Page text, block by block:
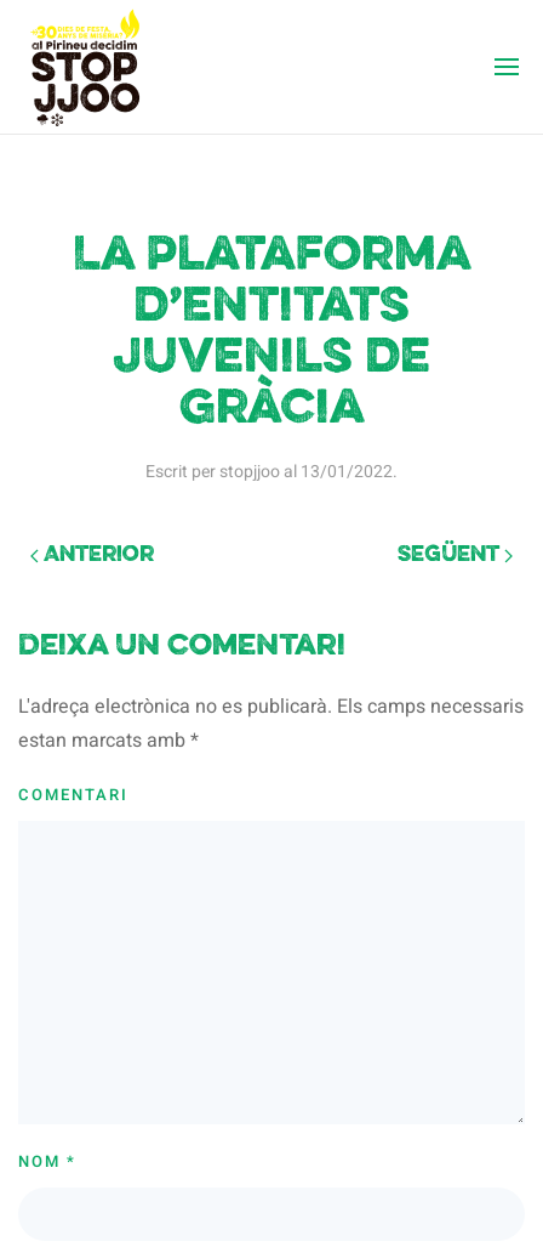
La Plataforma
d’Entitats
Juvenils de
Gràcia
Escrit perstopjjooal13/01/2022.
Anterior Següent
Deixa un comentari
L'adreça electrònica no es publicarà. Els camps necessaris
estan marcats amb*
COMENTARI
NOM *